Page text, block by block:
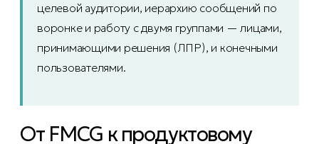
целевой аудитории, иерархию сообщений по
воронке и работу с двумя группами — лицами,
принимающими решения (ЛПР), и конечными
пользователями.
От FMCG к продуктовому